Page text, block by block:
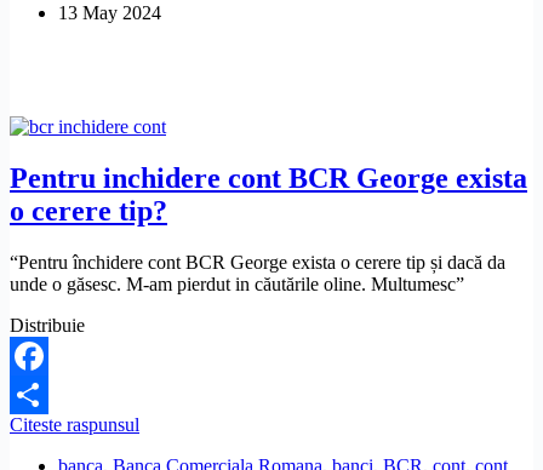
banci
13 May 2024
Pentru inchidere cont BCR George exista
o cerere tip?
“Pentru închidere cont BCR George exista o cerere tip și dacă da
unde o găsesc. M-am pierdut in căutările oline. Multumesc”
Distribuie
Facebook
Share
Citeste raspunsul
banca, Banca Comerciala Romana, banci, BCR, cont, cont